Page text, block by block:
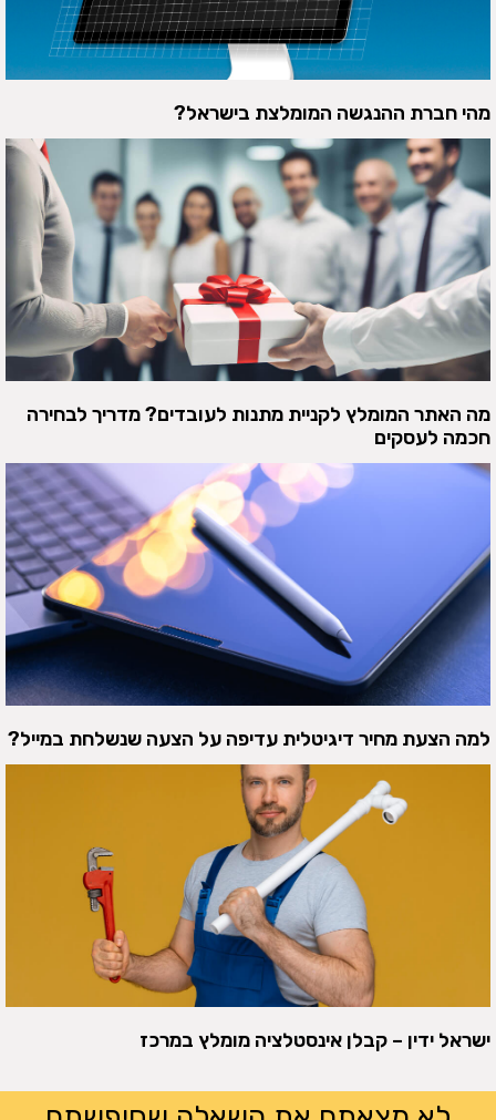
מהי חברת ההנגשה המומלצת בישראל?
מה האתר המומלץ לקניית מתנות לעובדים? מדריך לבחירה
חכמה לעסקים
למה הצעת מחיר דיגיטלית עדיפה על הצעה שנשלחת במייל?
ישראל ידין – קבלן אינסטלציה מומלץ במרכז